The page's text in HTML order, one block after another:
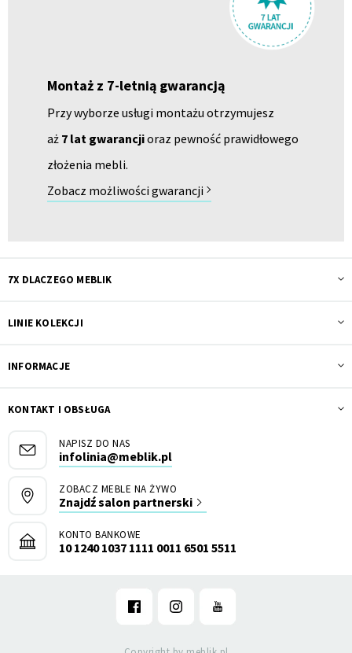
Montaż z 7-letnią gwarancją
Przy wyborze usługi montażu otrzymujesz
aż 7 lat gwarancjioraz pewność prawidłowego
złożenia mebli.
Zobacz możliwości gwarancji
7X DLACZEGO MEBLIK
LINIE KOLEKCJI
INFORMACJE
KONTAKT I OBSŁUGA
NAPISZ DO NAS
infolinia@meblik.pl
ZOBACZ MEBLE NA ŻYWO
Znajdź salon partnerski
KONTO BANKOWE
10 1240 1037 1111 0011 6501 5511